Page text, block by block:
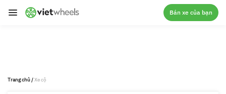
crossorigin
Bán xe của bạn
Trang chủ/Xe cộ